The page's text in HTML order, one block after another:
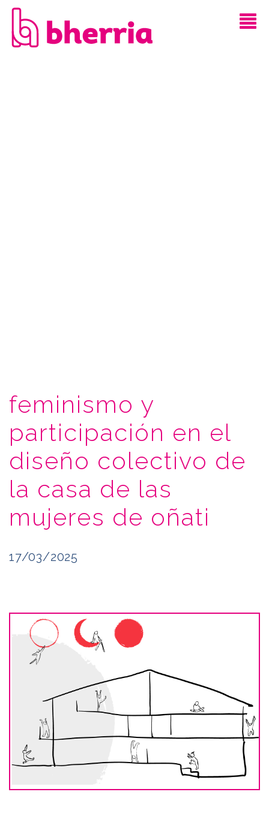
feminismo y
participación en el
diseño colectivo de
la casa de las
mujeres de oñati
17/03/2025